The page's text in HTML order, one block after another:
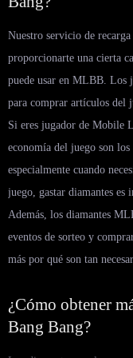
Nuestro servicio de
proporcionarte una cierta
puede usar en MLBB. Los
para comprar artículos del
Si eres jugador de Mobile
economía del juego son
especialmente cuando
juego, gastar diamantes es
Además, los diamantes
eventos de sorteo y
más por qué son tan
¿Cómo obtener
Bang Bang?